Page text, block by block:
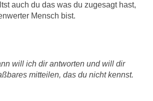
auch du das was du zugesagt hast,
Mensch bist.
will ich dir antworten und will dir
mitteilen, das du nicht kennst.